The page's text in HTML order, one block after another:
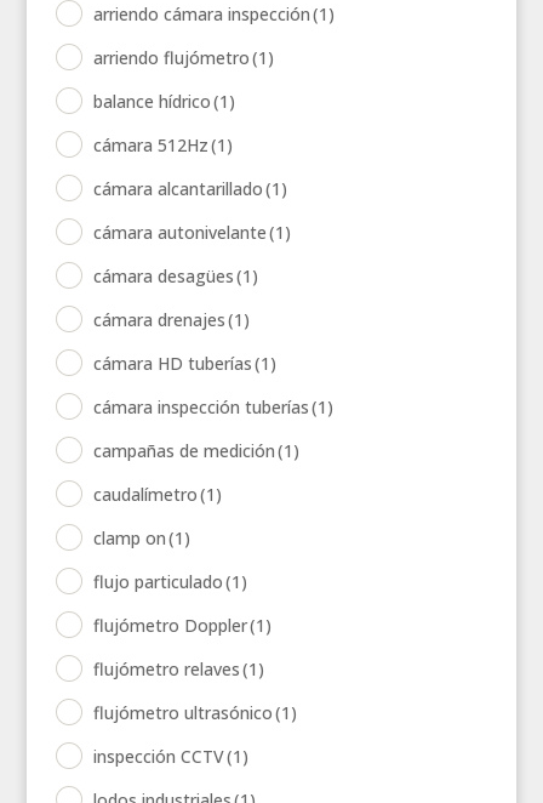
arriendo cámara inspección(1)
arriendo flujómetro(1)
balance hídrico(1)
cámara 512Hz(1)
cámara alcantarillado(1)
cámara autonivelante(1)
cámara desagües(1)
cámara drenajes(1)
cámara HD tuberías(1)
cámara inspección tuberías(1)
campañas de medición(1)
caudalímetro(1)
clamp on(1)
flujo particulado(1)
flujómetro Doppler(1)
flujómetro relaves(1)
flujómetro ultrasónico(1)
inspección CCTV(1)